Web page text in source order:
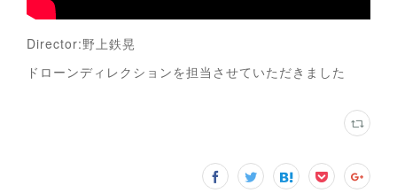
Director:野上鉄晃
ドローンディレクションを担当させていただきました